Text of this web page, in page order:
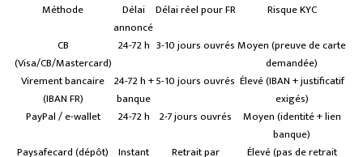
Méthode
Délai
annoncé
Délai réel pour FR
Risque KYC
CB
(Visa/CB/Mastercard)
24-72 h 3-10 jours ouvrés Moyen (preuve de carte
demandée)
Virement bancaire
(IBAN FR)
24-72 h +
banque
5-10 jours ouvrés Élevé (IBAN + justificatif
exigés)
PayPal / e-wallet
24-72 h 2-7 jours ouvrés
Moyen (identité + lien
banque)
Paysafecard (dépôt) Instant
Retrait par
Élevé (pas de retrait